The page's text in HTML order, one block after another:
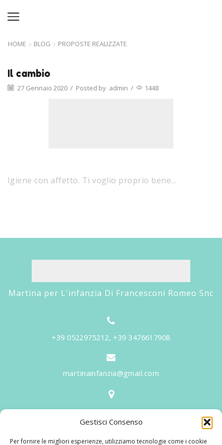
Gestisci Consenso
Per fornire le migliori esperienze, utilizziamo tecnologie come i cookie
HOME BLOG PROPOSTE REALIZZATE
Il cambio
27 Gennaio 2020 / Posted by admin / 1448
Igiene con affetto. Ti voglio proprio bene…
Martina per L'infanzia Di Francesconi Romeo Snc
+39 0522975212, +39 3476617908
martinainfanzia@gmail.com
V.le Tiziano, 20 - 42046 Reggiolo